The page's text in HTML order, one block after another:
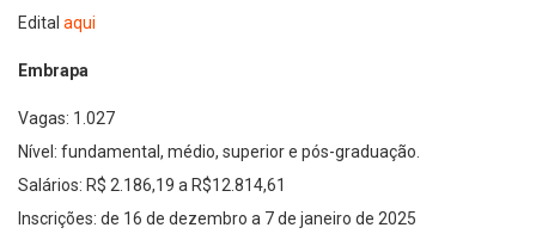
Edital aqui
Embrapa
Vagas: 1.027
Nível: fundamental, médio, superior e pós-graduação.
Salários: R$ 2.186,19 a R$12.814,61
Inscrições: de 16 de dezembro a 7 de janeiro de 2025